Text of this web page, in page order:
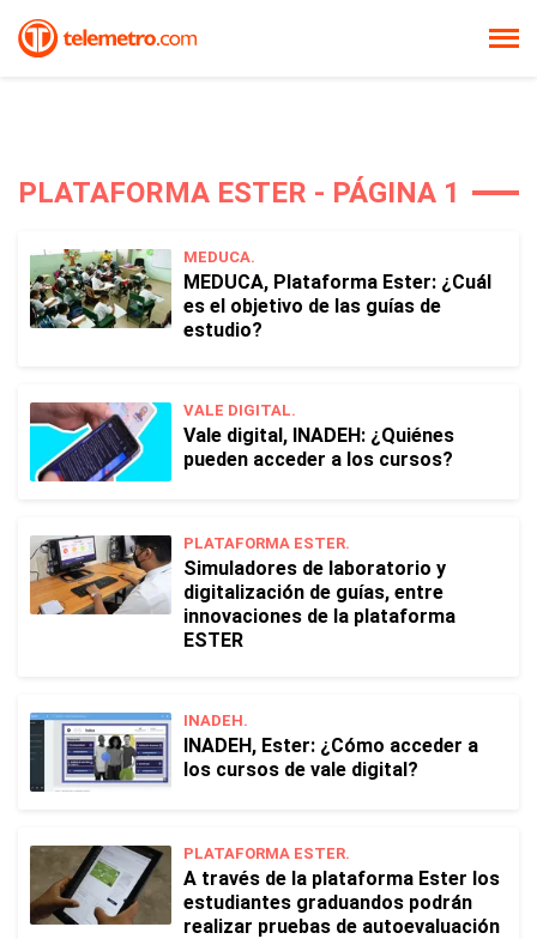
PLATAFORMA ESTER - PÁGINA 1
MEDUCA.
MEDUCA, Plataforma Ester: ¿Cuál
es el objetivo de las guías de
estudio?
VALE DIGITAL.
Vale digital, INADEH: ¿Quiénes
pueden acceder a los cursos?
PLATAFORMA ESTER.
Simuladores de laboratorio y
digitalización de guías, entre
innovaciones de la plataforma
ESTER
INADEH.
INADEH, Ester: ¿Cómo acceder a
los cursos de vale digital?
PLATAFORMA ESTER.
A través de la plataforma Ester los
estudiantes graduandos podrán
realizar pruebas de autoevaluación